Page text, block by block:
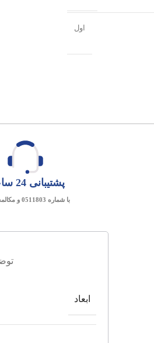
اول
پشتیبانی 24 ساعته
با شماره 0511803 و مکالمه برخط
ابعاد